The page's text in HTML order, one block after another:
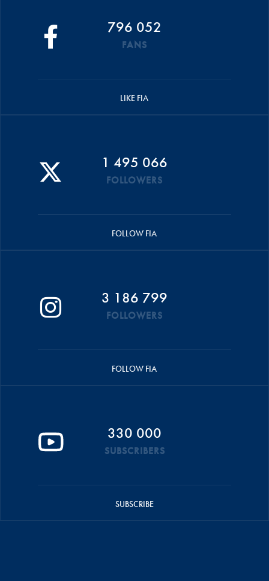
796 052
FANS
LIKE FIA
1 495 066
FOLLOWERS
FOLLOW FIA
3 186 799
FOLLOWERS
FOLLOW FIA
330 000
SUBSCRIBERS
SUBSCRIBE